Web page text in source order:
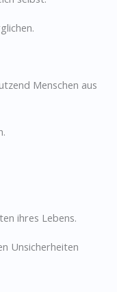
Menschen aus
ihres Lebens.
Unsicherheiten